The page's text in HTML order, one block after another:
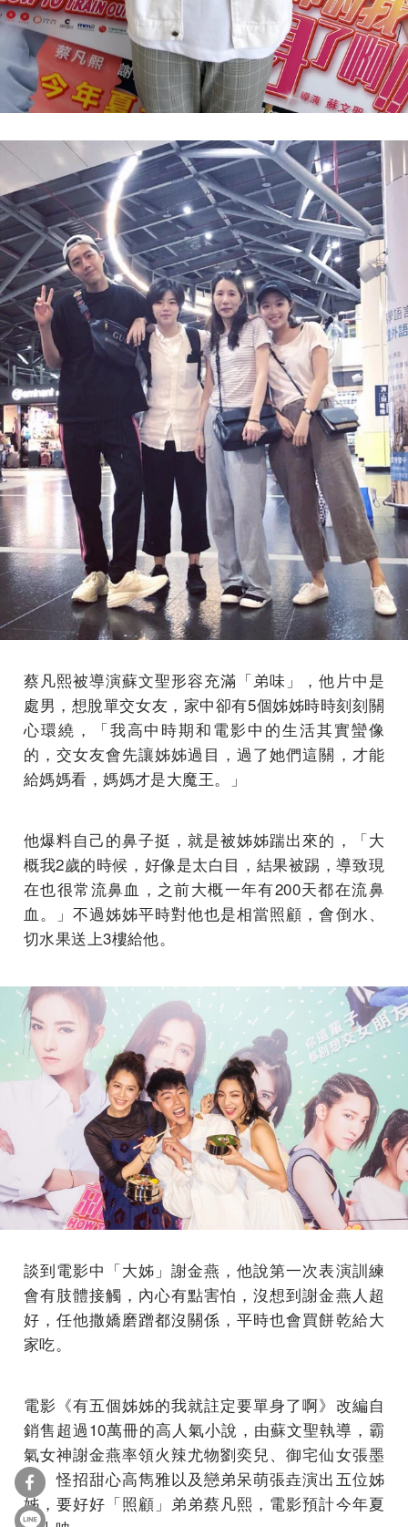
蔡凡熙被導演蘇文聖形容充滿「弟味」，他片中是
處男，想脫單交女友，家中卻有5個姊姊時時刻刻關
心環繞，「我高中時期和電影中的生活其實蠻像
的，交女友會先讓姊姊過目，過了她們這關，才能
給媽媽看，媽媽才是大魔王。」
他爆料自己的鼻子挺，就是被姊姊踹出來的，「大
概我2歲的時候，好像是太白目，結果被踢，導致現
在也很常流鼻血，之前大概一年有200天都在流鼻
血。」不過姊姊平時對他也是相當照顧，會倒水、
切水果送上3樓給他。
談到電影中「大姊」謝金燕，他說第一次表演訓練
會有肢體接觸，內心有點害怕，沒想到謝金燕人超
好，任他撒嬌磨蹭都沒關係，平時也會買餅乾給大
家吃。
電影《有五個姊姊的我就註定要單身了啊》改編自
銷售超過10萬冊的高人氣小說，由蘇文聖執導，霸
氣女神謝金燕率領火辣尤物劉奕兒、御宅仙女張墨
錫、怪招甜心高雋雅以及戀弟呆萌張垚演出五位姊
姊，要好好「照顧」弟弟蔡凡熙，電影預計今年夏